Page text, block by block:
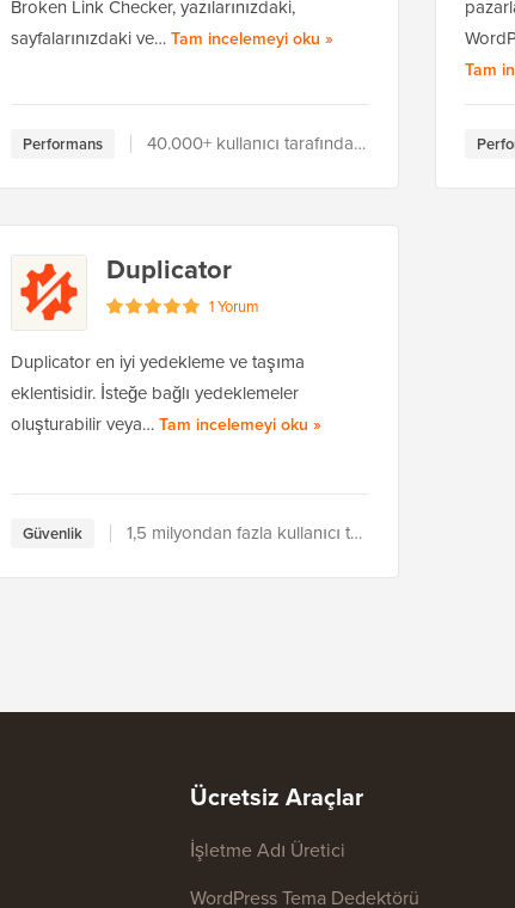
Broken Link Checker, yazılarınızdaki,
sayfalarınızdaki ve…Tam incelemeyi oku Broken Link Checker
»
Performans 40.000+ kullanıcı tarafından kullanılır
Tam
Duplicator
1 Yorum
Duplicator en iyi yedekleme ve taşıma
eklentisidir. İsteğe bağlı yedeklemeler
oluşturabilir veya…Tam incelemeyi oku Duplicator hakkında
»
Güvenlik 1,5 milyondan fazla kullanıcı tarafından kullanılıyor
Ücretsiz Araçlar
İşletme Adı Üretici
WordPress Tema Dedektörü